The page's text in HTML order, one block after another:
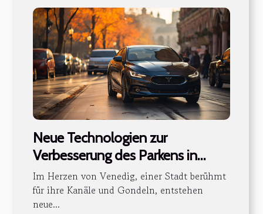
Neue Technologien zur
Verbesserung des Parkens in
Venedig
Im Herzen von Venedig, einer Stadt berühmt
für ihre Kanäle und Gondeln, entstehen
neue...